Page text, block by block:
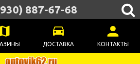
ДОСТАВКА КОНТАКТЫ
887-67-68